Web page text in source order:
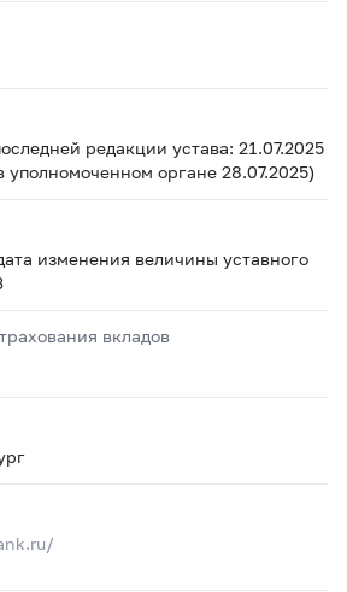
редакции устава: 21.07.2025
уполномоченном органе 28.07.2025)
изменения величины уставного
вкладов